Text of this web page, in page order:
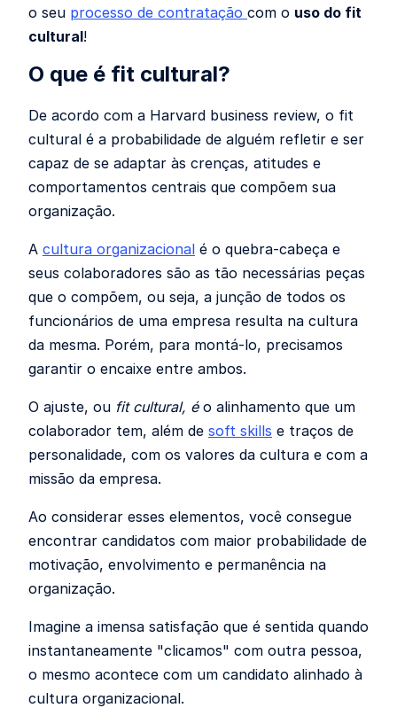
o seu processo de contratação com o uso do fit
cultural!
O que é fit cultural?
De acordo com a Harvard business review, o fit
cultural é a probabilidade de alguém refletir e ser
capaz de se adaptar às crenças, atitudes e
comportamentos centrais que compõem sua
organização.
A cultura organizacional é o quebra-cabeça e
seus colaboradores são as tão necessárias peças
que o compõem, ou seja, a junção de todos os
funcionários de uma empresa resulta na cultura
da mesma. Porém, para montá-lo, precisamos
garantir o encaixe entre ambos.
O ajuste, ou fit cultural, é o alinhamento que um
colaborador tem, além de soft skills e traços de
personalidade, com os valores da cultura e com a
missão da empresa.
Ao considerar esses elementos, você consegue
encontrar candidatos com maior probabilidade de
motivação, envolvimento e permanência na
organização.
Imagine a imensa satisfação que é sentida quando
instantaneamente "clicamos" com outra pessoa,
o mesmo acontece com um candidato alinhado à
cultura organizacional.